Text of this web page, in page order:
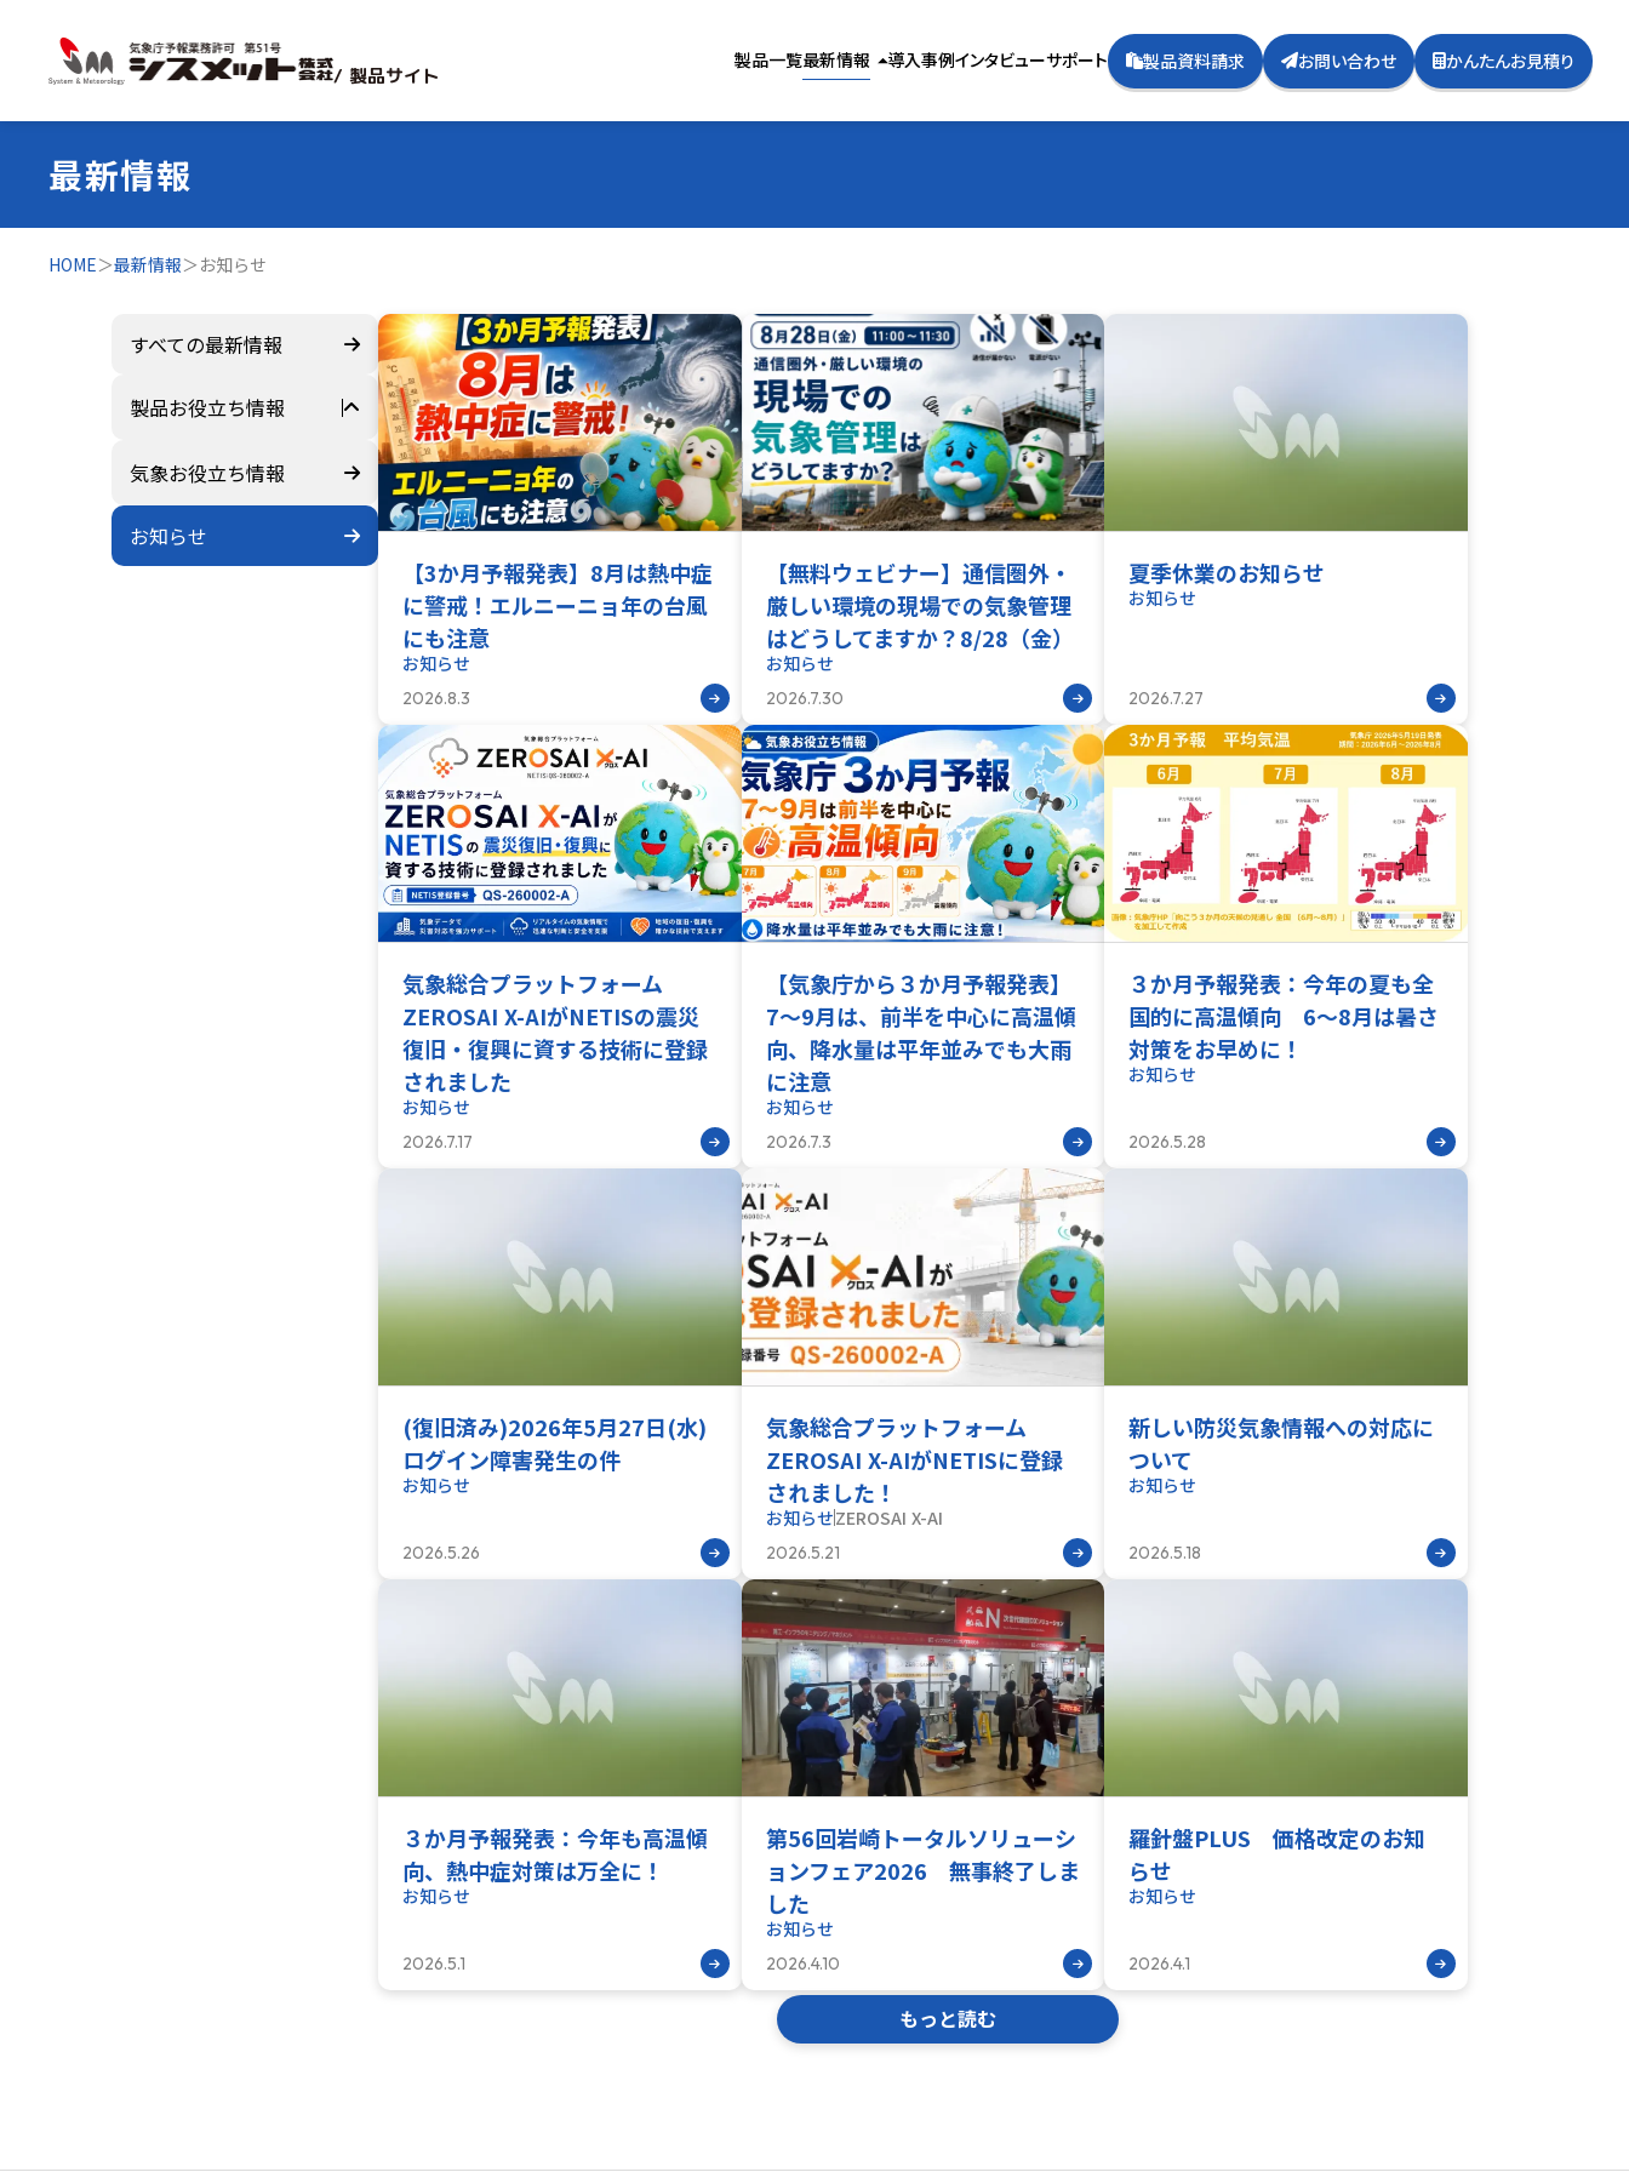
/ 製品サイト
製品一覧最新情報 arrow_drop_up
気象お役立ち情報
導入事例インタビューサポート 製品資料請求 お問い合わせ かんたんお見積り
最新情報
HOME＞最新情報＞ お知らせ
すべての最新情報
製品お役立ち情報
すべて
ZEROSAI X-AI
気象お役立ち情報
お知らせ
【3か月予報発表】8月は熱中症
に警戒！エルニーニョ年の台風
にも注意
お知らせ
2026.8.3
【無料ウェビナー】通信圏外・
厳しい環境の現場での気象管理
はどうしてますか？8/28（金）
お知らせ
2026.7.30
夏季休業のお知らせ
お知らせ
2026.7.27
気象総合プラットフォーム
ZEROSAI X-AIがNETISの震災
復旧・復興に資する技術に登録
されました
お知らせ
2026.7.17
【気象庁から３か月予報発表】
7〜9月は、前半を中心に高温傾
向、降水量は平年並みでも大雨
に注意
お知らせ
2026.7.3
３か月予報発表：今年の夏も全
国的に高温傾向 6～8月は暑さ
対策をお早めに！
お知らせ
2026.5.28
(復旧済み)2026年5月27日(水)
ログイン障害発生の件
お知らせ
2026.5.26
気象総合プラットフォーム
ZEROSAI X-AIがNETISに登録
されました！
お知らせZEROSAI X-AI
2026.5.21
新しい防災気象情報への対応に
ついて
お知らせ
2026.5.18
３か月予報発表：今年も高温傾
向、熱中症対策は万全に！
お知らせ
2026.5.1
第56回岩崎トータルソリューシ
ョンフェア2026 無事終了しま
した
お知らせ
2026.4.10
羅針盤PLUS 価格改定のお知
らせ
お知らせ
2026.4.1
もっと読む